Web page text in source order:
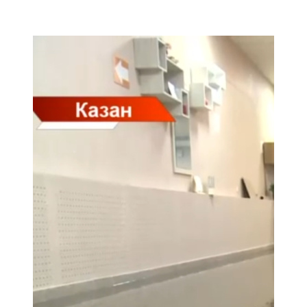
106,2 FM
107,3 FM
Мөслим
Нурлат
104,7 FM
71,42 FM
Сарман